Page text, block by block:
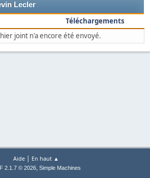
Lecler
Téléchargements
joint n'a encore été envoyé.
Aide | En haut ▲
2.1.7 © 2026, Simple Machines